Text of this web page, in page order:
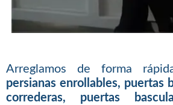
Arreglamos de forma
persianas enrollables, puertas
correderas, puertas